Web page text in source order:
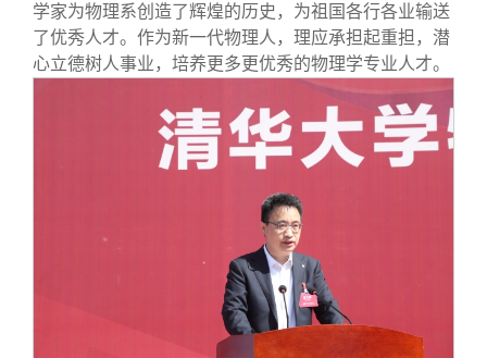
学家为物理系创造了辉煌的历史，为祖国各行各业输送
了优秀人才。作为新一代物理人，理应承担起重担，潜
心立德树人事业，培养更多更优秀的物理学专业人才。